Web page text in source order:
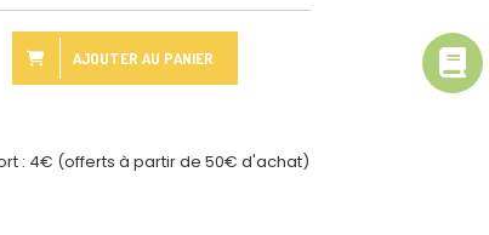
AJOUTER AU PANIER
: 4€ (offerts à partir de 50€ d'achat)